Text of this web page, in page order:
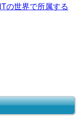
の世界で所属する